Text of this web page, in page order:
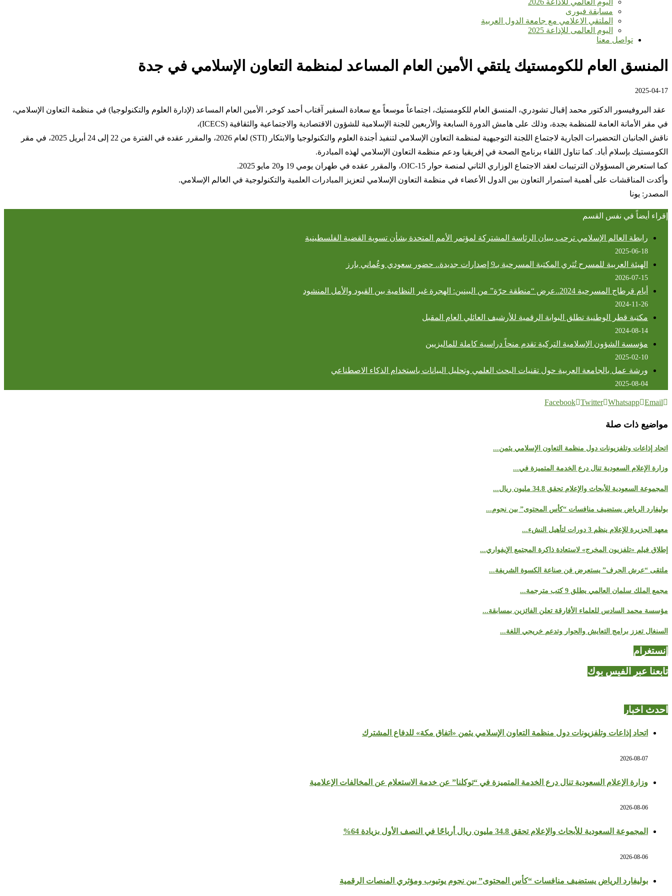
اليوم العالمي للأذاعة 2026
مسابقة فيورى
الملتقي الاعلامي مع جامعة الدول العربية
اليوم العالمى للإذاعة 2025
تواصل معنا
المنسق العام للكومستيك يلتقي الأمين العام المساعد لمنظمة التعاون الإسلامي في جدة
2025-04-17
عقد البروفيسور الدكتور محمد إقبال تشودري، المنسق العام للكومستيك، اجتماعاً موسعاً مع سعادة السفير آفتاب أحمد كوخر، الأمين العام المساعد (لإدارة العلوم والتكنولوجيا) في منظمة التعاون الإسلامي،
في مقر الأمانة العامة للمنظمة بجدة، وذلك على هامش الدورة السابعة والأربعين للجنة الإسلامية للشؤون الاقتصادية والاجتماعية والثقافية (ICECS)،
ناقش الجانبان التحضيرات الجارية لاجتماع اللجنة التوجيهية لمنظمة التعاون الإسلامي لتنفيذ أجندة العلوم والتكنولوجيا والابتكار (STI) لعام 2026، والمقرر عقده في الفترة من 22 إلى 24 أبريل 2025، في مقر
الكومستيك بإسلام أباد. كما تناول اللقاء برنامج الصحة في إفريقيا ودعم منظمة التعاون الإسلامي لهذه المبادرة.
كما استعرض المسؤولان الترتيبات لعقد الاجتماع الوزاري الثاني لمنصة حوار OIC-15، والمقرر عقده في طهران يومي 19 و20 مايو 2025.
وأكدت المناقشات على أهمية استمرار التعاون بين الدول الأعضاء في منظمة التعاون الإسلامي لتعزيز المبادرات العلمية والتكنولوجية في العالم الإسلامي.
المصدر: يونا
إقراء أيضاً في نفس القسم
رابطة العالم الإسلامي ترحب ببيان الرئاسة المشتركة لمؤتمر الأمم المتحدة بشأن تسوية القضية الفلسطينية
2025-06-18
الهيئة العربية للمسرح تُثري المكتبة المسرحية بـ9 إصدارات جديدة.. حضور سعودي وعُماني بارز
2026-07-15
أيام قرطاج المسرحية 2024..عرض “منطقة حرّة” من البينين: الهجرة غير النظامية بين القيود والأمل المنشود
2024-11-26
مكتبة قطر الوطنية تطلق البوابة الرقمية للأرشيف العائلي العام المقبل
2024-08-14
مؤسسة الشؤون الإسلامية التركية تقدم منحاً دراسية كاملة للماليزيين
2025-02-10
ورشة عمل بالجامعة العربية حول تقنيات البحث العلمي وتحليل البيانات باستخدام الذكاء الاصطناعي
2025-08-04
Facebook Twitter Whatsapp Email
مواضيع ذات صلة
اتحاد إذاعات وتلفزيونات دول منظمة التعاون الإسلامي يثمن...
وزارة الإعلام السعودية تنال درع الخدمة المتميزة في...
المجموعة السعودية للأبحاث والإعلام تحقق 34.8 مليون ريال...
بوليفارد الرياض يستضيف منافسات “كأس المحتوى” بين نجوم...
معهد الجزيرة للإعلام ينظم 3 دورات لتأهيل النشء...
إطلاق فيلم «تلفزيون المخرج» لاستعادة ذاكرة المجتمع الإيفواري...
ملتقى “عرش الحرف” يستعرض فن صناعة الكسوة الشريفة...
مجمع الملك سلمان العالمي يطلق 9 كتب مترجمة...
مؤسسة محمد السادس للعلماء الأفارقة تعلن الفائزين بمسابقة...
السنغال تعزز برامج التعايش والحوار وتدعم خريجي اللغة...
إنستغرام
تابعنا عبر الفيس بوك
احدث اخبار
اتحاد إذاعات وتلفزيونات دول منظمة التعاون الإسلامي يثمن «اتفاق مكة» للدفاع المشترك
2026-08-07
وزارة الإعلام السعودية تنال درع الخدمة المتميزة في “توكلنا” عن خدمة الاستعلام عن المخالفات الإعلامية
2026-08-06
المجموعة السعودية للأبحاث والإعلام تحقق 34.8 مليون ريال أرباحًا في النصف الأول بزيادة 64%
2026-08-06
بوليفارد الرياض يستضيف منافسات “كأس المحتوى” بين نجوم يوتيوب ومؤثري المنصات الرقمية